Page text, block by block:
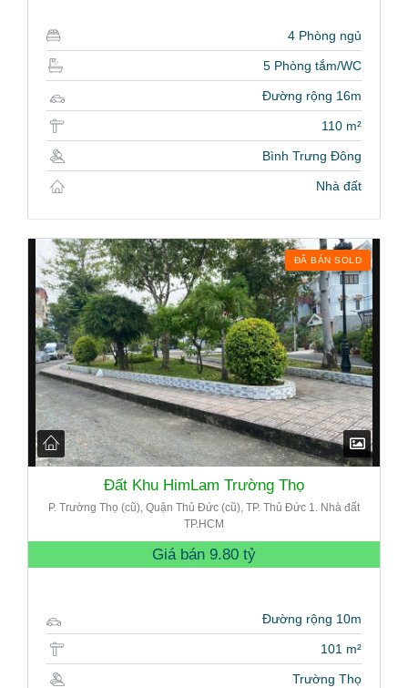
4 Phòng ngủ
5 Phòng tắm/WC
Đường rộng 16m
110 m²
Bình Trưng Đông
Nhà đất
ĐÃ BÁN SOLD
Đất Khu HimLam Trường Thọ
P. Trường Thọ (cũ), Quận Thủ Đức (cũ), TP. Thủ Đức 1. Nhà đất
TP.HCM
Giá bán 9.80 tỷ
Đường rộng 10m
101 m²
Trường Thọ